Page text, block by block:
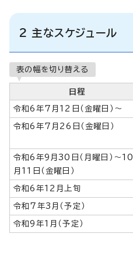
2 主なスケジュール
表の幅を切り替える
日程
令和6年7月12日（金曜日）～
令和6年7月26日（金曜日）
令和6年9月30日（月曜日）～10
月11日（金曜日）
令和6年12月上旬
令和7年3月（予定）
令和9年1月（予定）